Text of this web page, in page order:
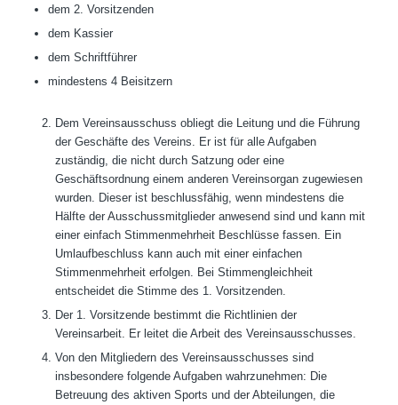
dem 2. Vorsitzenden
dem Kassier
dem Schriftführer
mindestens 4 Beisitzern
Dem Vereinsausschuss obliegt die Leitung und die Führung
der Geschäfte des Vereins. Er ist für alle Aufgaben
zuständig, die nicht durch Satzung oder eine
Geschäftsordnung einem anderen Vereinsorgan zugewiesen
wurden. Dieser ist beschlussfähig, wenn mindestens die
Hälfte der Ausschussmitglieder anwesend sind und kann mit
einer einfach Stimmenmehrheit Beschlüsse fassen. Ein
Umlaufbeschluss kann auch mit einer einfachen
Stimmenmehrheit erfolgen. Bei Stimmengleichheit
entscheidet die Stimme des 1. Vorsitzenden.
Der 1. Vorsitzende bestimmt die Richtlinien der
Vereinsarbeit. Er leitet die Arbeit des Vereinsausschusses.
Von den Mitgliedern des Vereinsausschusses sind
insbesondere folgende Aufgaben wahrzunehmen: Die
Betreuung des aktiven Sports und der Abteilungen, die